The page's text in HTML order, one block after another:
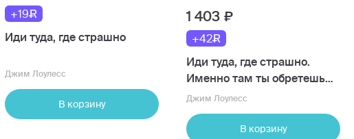
+19
Иди туда, где страшно
Джим Лоулесс
В корзину
1 403
+42
Иди туда, где страшно.
Именно там ты обретешь
силу
Джим Лоулесс
В корзину